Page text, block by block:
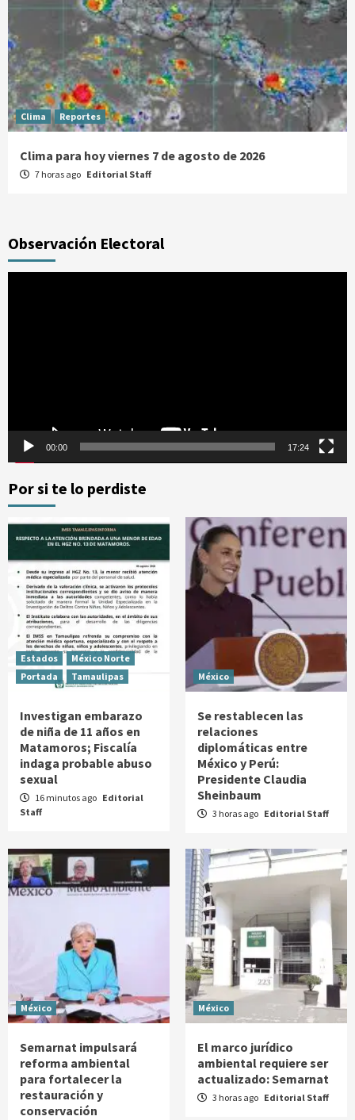
Clima Reportes
Clima para hoy viernes 7 de agosto de 2026
7 horas ago Editorial Staff
Observación Electoral
00:00 17:24
Por si te lo perdiste
Estados
México Norte
Portada
Tamaulipas
Investigan embarazo
de niña de 11 años en
Matamoros; Fiscalía
indaga probable abuso
sexual
16 minutos ago Editorial
Staff
México
Se restablecen las
relaciones
diplomáticas entre
México y Perú:
Presidente Claudia
Sheinbaum
3 horas ago Editorial Staff
México
Semarnat impulsará
reforma ambiental
para fortalecer la
restauración y
conservación
México
El marco jurídico
ambiental requiere ser
actualizado: Semarnat
3 horas ago Editorial Staff